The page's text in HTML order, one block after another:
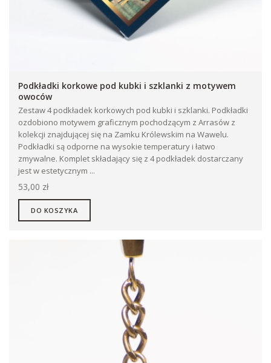
Podkładki korkowe pod kubki i szklanki z motywem
owoców
Zestaw 4 podkładek korkowych pod kubki i szklanki. Podkładki
ozdobiono motywem graficznym pochodzącym z Arrasów z
kolekcji znajdującej się na Zamku Królewskim na Wawelu.
Podkładki są odporne na wysokie temperatury i łatwo
zmywalne. Komplet składający się z 4 podkładek dostarczany
jest w estetycznym ...
53,00 zł
DO KOSZYKA